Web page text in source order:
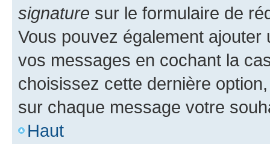
signature sur le formulaire de
Vous pouvez également
vos messages en cochant la
choisissez cette dernière
sur chaque message votre
Haut